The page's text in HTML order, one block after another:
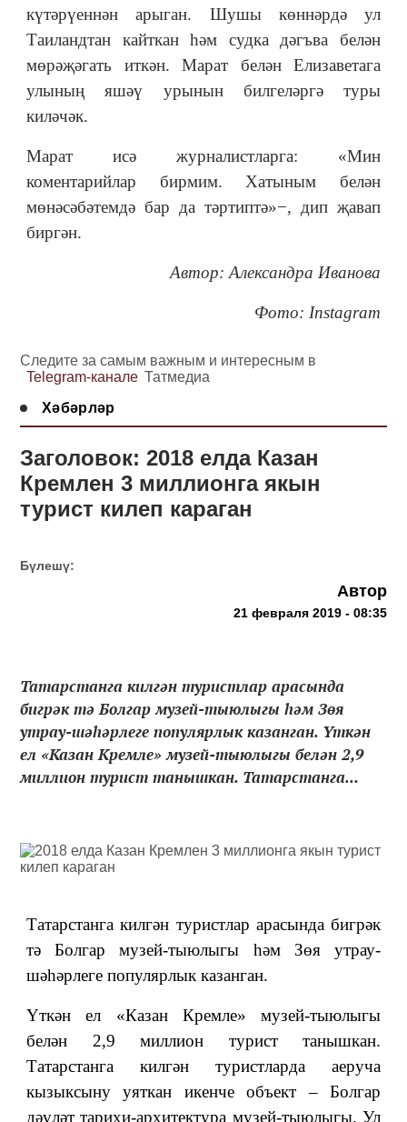
күтәрүеннән арыган. Шушы көннәрдә ул
Таиландтан кайткан һәм судка дәгъва белән
мөрәҗәгать иткән. Марат белән Елизаветага
улының яшәү урынын билгеләргә туры
киләчәк.
Марат исә журналистларга: «Мин
коментарийлар бирмим. Хатыным белән
мөнәсәбәтемдә бар да тәртиптә»−, дип җавап
биргән.
Автор: Александра Иванова
Фото: Instagram
Следите за самым важным и интересным в
Telegram-канале Татмедиа
Хәбәрләр
Заголовок: 2018 елда Казан
Кремлен 3 миллионга якын
турист килеп караган
Бүлешү:
Автор
21 февраля 2019 - 08:35
Татарстанга килгән туристлар арасында
бигрәк тә Болгар музей-тыюлыгы һәм Зөя
утрау-шәһәрлеге популярлык казанган. Үткән
ел «Казан Кремле» музей-тыюлыгы белән 2,9
миллион турист танышкан. Татарстанга...
Татарстанга килгән туристлар арасында бигрәк
тә Болгар музей-тыюлыгы һәм Зөя утрау-
шәһәрлеге популярлык казанган.
Үткән ел «Казан Кремле» музей-тыюлыгы
белән 2,9 миллион турист танышкан.
Татарстанга килгән туристларда аеруча
кызыксыну уяткан икенче объект – Болгар
дәүләт тарихи-архитектура музей-тыюлыгы. Ул